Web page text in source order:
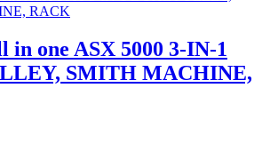
in one ASX 5000 3-IN-1
SMITH MACHINE,